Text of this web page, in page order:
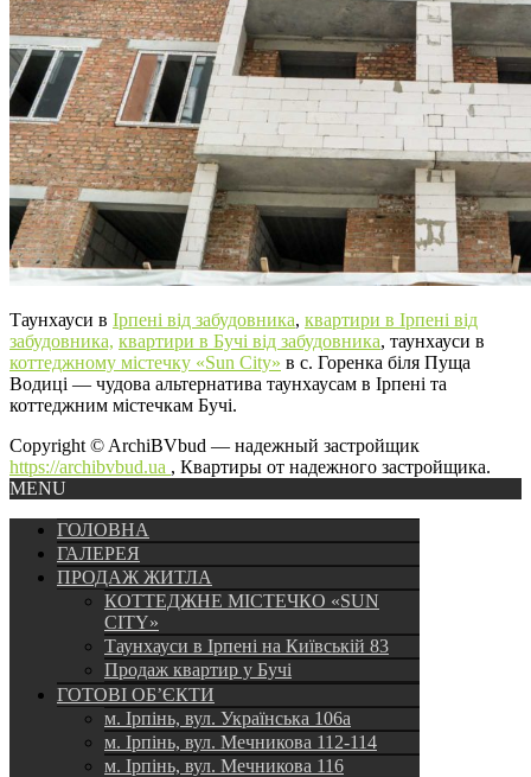
Таунхауси в Ірпені від забудовника, квартири в Ірпені від
забудовника, квартири в Бучі від забудовника, таунхауси в
коттеджному містечку «Sun City» в с. Горенка біля Пуща
Водиці — чудова альтернатива таунхаусам в Ірпені та
коттеджним містечкам Бучі.
Copyright © ArchiBVbud — надежный застройщик
https://archibvbud.ua , Квартиры от надежного застройщика.
MENU
ГОЛОВНА
ГАЛЕРЕЯ
ПРОДАЖ ЖИТЛА
КОТТЕДЖНЕ МІСТЕЧКО «SUN
CITY»
Таунхауси в Ірпені на Київській 83
Продаж квартир у Бучі
ГОТОВІ ОБ’ЄКТИ
м. Ірпінь, вул. Українська 106а
м. Ірпінь, вул. Мечникова 112-114
м. Ірпінь, вул. Мечникова 116